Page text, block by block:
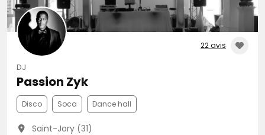
22 avis
DJ
Passion Zyk
Disco Soca Dance hall
Saint-Jory (31)